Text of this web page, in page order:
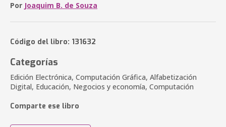
Por Joaquim B. de Souza
Código del libro: 131632
Categorías
Edición Electrónica, Computación Gráfica, Alfabetización
Digital, Educación, Negocios y economía, Computación
Comparte ese libro